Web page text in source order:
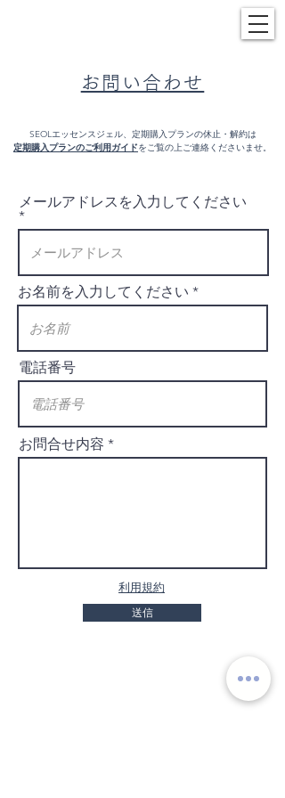
お問い合わせ
​SEOLエッセンスジェル、定期購入プランの休止・解約は
定期購入プランのご利用ガイドをご覧の上ご連絡くださいませ。
メールアドレスを入力してください
お名前を入力してください
電話番号
お問合せ内容
利用規約
送信